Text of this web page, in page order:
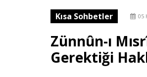
Kısa Sohbetler 05
Zünnûn-ı
Gerektiği